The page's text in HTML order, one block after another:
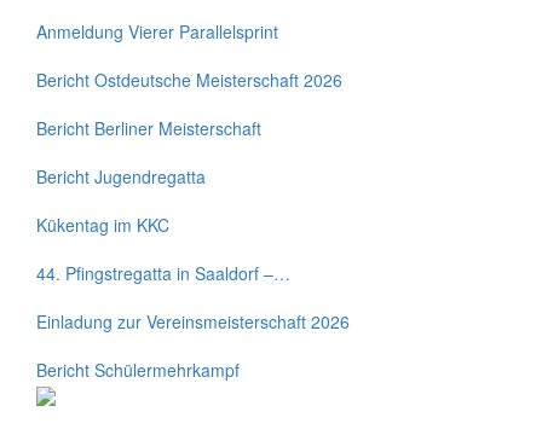
Anmeldung Vierer Parallelsprint
Bericht Ostdeutsche Meisterschaft 2026
Bericht Berliner Meisterschaft
Bericht Jugendregatta
Kükentag im KKC
44. Pfingstregatta in Saaldorf –…
Einladung zur Vereinsmeisterschaft 2026
Bericht Schülermehrkampf